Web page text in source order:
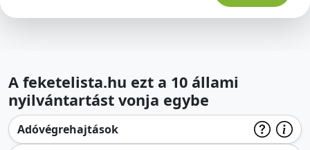
A feketelista.hu ezt a 10 állami
nyilvántartást vonja egybe
Adóvégrehajtások